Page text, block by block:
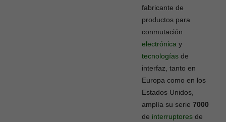
fabricante de
productos para
conmutación
electrónica y
tecnologías de
interfaz, tanto en
Europa como en los
Estados Unidos,
amplía su serie 7000
de interruptores de